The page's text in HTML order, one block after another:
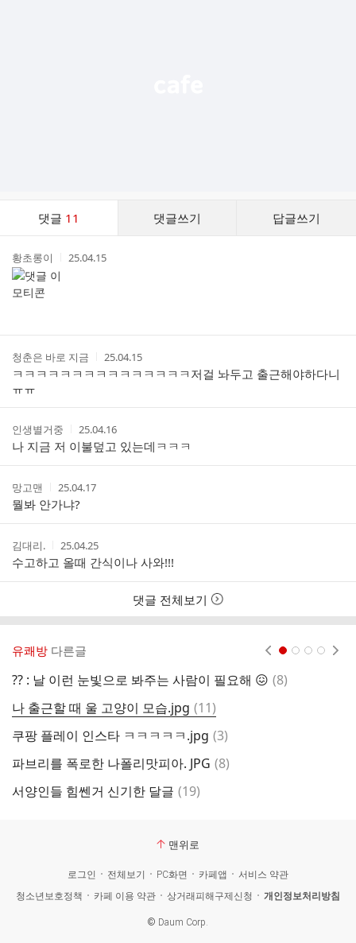
댓글 11 댓글쓰기 답글쓰기
작
성
자
황초롱이
작
25.04.15
작
성
자
청춘은 바로 지금
작
성
시
25.04.15
ㅋㅋㅋㅋㅋㅋㅋㅋㅋㅋㅋㅋㅋㅋㅋ저걸 놔두고 출근해야하다니
ㅠㅠ
작
성
자
인생별거중
작
성
시
간
25.04.16
나 지금 저 이불덮고 있는데ㅋㅋㅋ
작
성
자
망고맨
작
성
시
간
25.04.17
뭘봐 안가냐?
작
성
자
김대리.
작
성
시
간
25.04.25
수고하고 올때 간식이나 사와!!!
댓글 전체보기
유쾌방 다른글
?? : 날 이런 눈빛으로 봐주는 사람이 필요해 😖 댓
(8)
나 출근할 때 울 고양이 모습.jpg 댓
글
(11)
쿠팡 플레이 인스타 ㅋㅋㅋㅋㅋ.jpg 댓
(3)
파브리를 폭로한 나폴리맛피아. JPG 댓
(8)
서양인들 힘쎈거 신기한 달글 댓
(19)
맨위로
로그인 전체보기 PC화면 카페앱
서비스 약관
청소년보호정책
카페 이용 약관 상거래피해구제신청 개인정보처리방침
© Daum Corp.